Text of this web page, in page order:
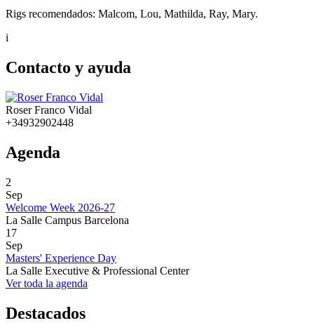
Rigs recomendados: Malcom, Lou, Mathilda, Ray, Mary.
i
Contacto y ayuda
Roser Franco Vidal
+34932902448
Agenda
2
Sep
Welcome Week 2026-27
La Salle Campus Barcelona
17
Sep
Masters' Experience Day
La Salle Executive & Professional Center
Ver toda la agenda
Destacados